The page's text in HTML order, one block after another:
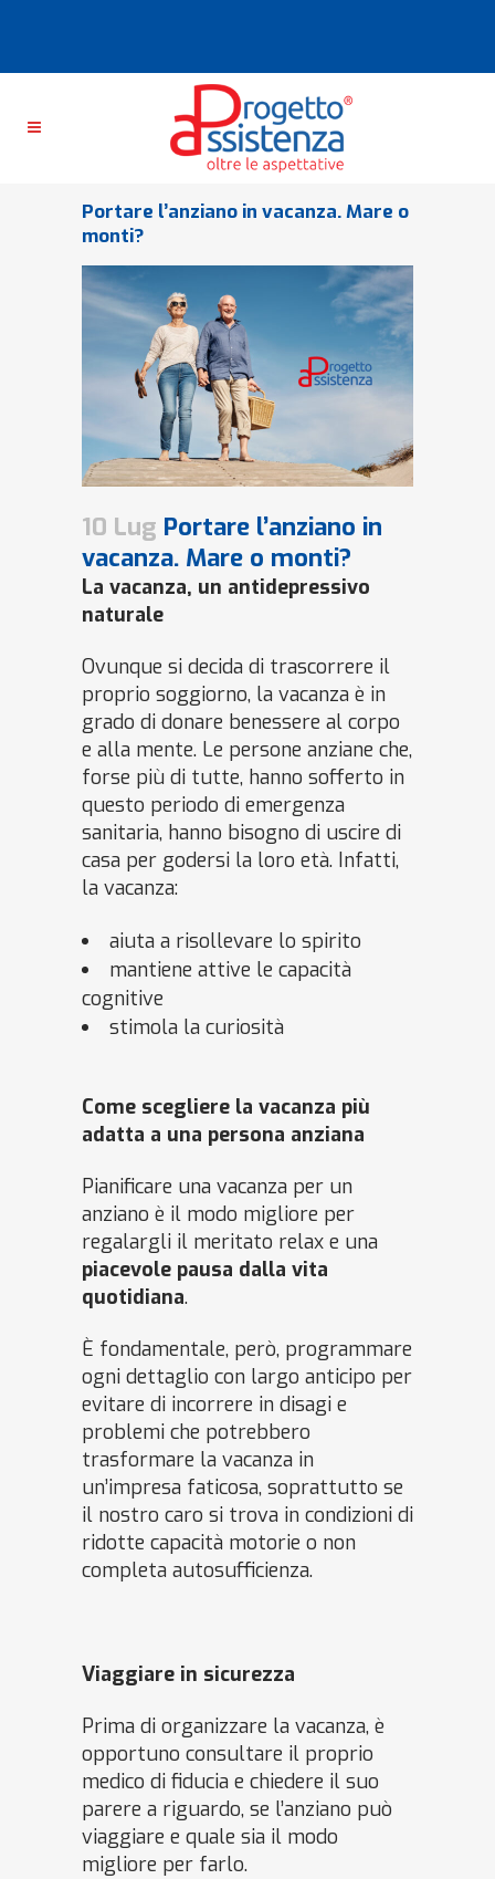
Portare l’anziano in vacanza. Mare o
monti?
10 Lug Portare l’anziano in
vacanza. Mare o monti?
La vacanza, un antidepressivo
naturale
Ovunque si decida di trascorrere il
proprio soggiorno, la vacanza è in
grado di donare benessere al corpo
e alla mente. Le persone anziane che,
forse più di tutte, hanno sofferto in
questo periodo di emergenza
sanitaria, hanno bisogno di uscire di
casa per godersi la loro età. Infatti,
la vacanza:
aiuta a risollevare lo spirito
mantiene attive le capacità
cognitive
stimola la curiosità
Come scegliere la vacanza più
adatta a una persona anziana
Pianificare una vacanza per un
anziano è il modo migliore per
regalargli il meritato relax e una
piacevole pausa dalla vita
quotidiana.
È fondamentale, però, programmare
ogni dettaglio con largo anticipo per
evitare di incorrere in disagi e
problemi che potrebbero
trasformare la vacanza in
un’impresa faticosa, soprattutto se
il nostro caro si trova in condizioni di
ridotte capacità motorie o non
completa autosufficienza.
Viaggiare in sicurezza
Prima di organizzare la vacanza, è
opportuno consultare il proprio
medico di fiducia e chiedere il suo
parere a riguardo, se l’anziano può
viaggiare e quale sia il modo
migliore per farlo.